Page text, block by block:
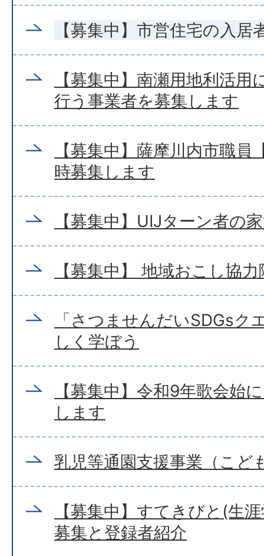
【募集中】市営住宅の入
【募集中】南瀬用地利活
行う事業者を募集します
【募集中】薩摩川内市職
時募集します
【募集中】UIJターン者の
【募集中】 地域おこし協
「さつませんだいSDGsク
しく学ぼう
【募集中】令和9年歌会始
します
乳児等通園支援事業（こど
【募集中】すてきびと(生
募集と登録者紹介